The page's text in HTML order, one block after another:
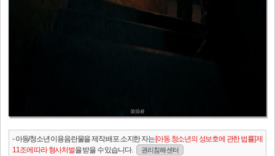
- 아동/청소년 이용음란물을 제작.배포.소지한 자는[아동.청소년의 성보호에 관한 법률] 제
11조에 따라 형사처벌을 받을 수 있습니다. 권리침해 센터